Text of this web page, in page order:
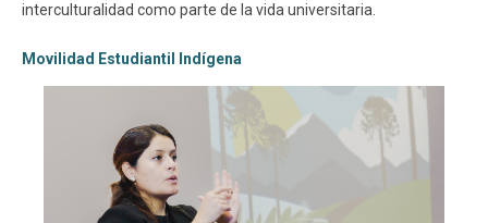
interculturalidad como parte de la vida universitaria.
Movilidad Estudiantil Indígena